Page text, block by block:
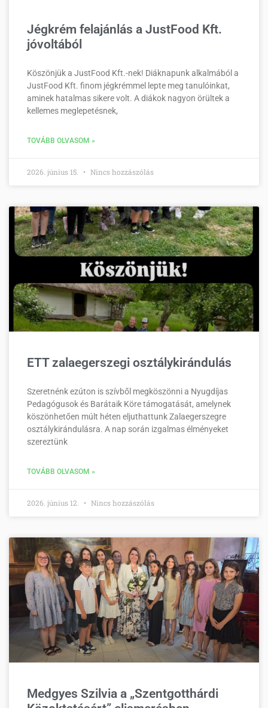
Jégkrém felajánlás a JustFood Kft.
jóvoltából
Köszönjük a JustFood Kft.-nek! Diáknapunk alkalmából a
JustFood Kft. finom jégkrémmel lepte meg tanulóinkat,
aminek hatalmas sikere volt. A diákok nagyon örültek a
kellemes meglepetésnek,
TOVÁBB OLVASOM »
2026. június 15. Nincs hozzászólás
ETT zalaegerszegi osztálykirándulás
Szeretnénk ezúton is szívből megköszönni a Nyugdíjas
Pedagógusok és Barátaik Köre támogatását, amelynek
köszönhetően múlt héten eljuthattunk Zalaegerszegre
osztálykirándulásra. A nap során izgalmas élményeket
szereztünk
TOVÁBB OLVASOM »
2026. június 12. Nincs hozzászólás
Medgyes Szilvia a „Szentgotthárdi